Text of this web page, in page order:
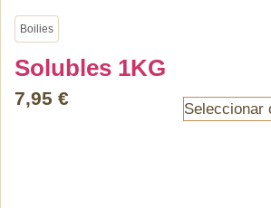
Boilies
Solubles 1KG
7,95 €
Seleccionar